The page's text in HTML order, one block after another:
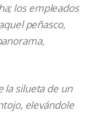
los empleados
peñasco,
la silueta de un
elevándole